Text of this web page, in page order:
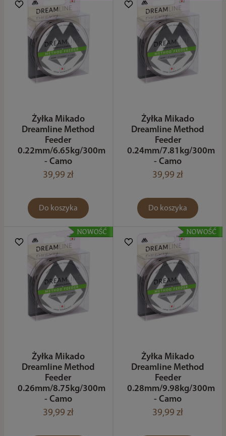
Żyłka Mikado
Dreamline Method
Feeder
0.22mm/6.65kg/300m
- Camo
39,99 zł
Do koszyka
Żyłka Mikado
Dreamline Method
Feeder
0.24mm/7.81kg/300m
- Camo
39,99 zł
Do koszyka
Żyłka Mikado
Dreamline Method
Feeder
0.26mm/8.75kg/300m
- Camo
39,99 zł
Żyłka Mikado
Dreamline Method
Feeder
0.28mm/9.98kg/300m
- Camo
39,99 zł